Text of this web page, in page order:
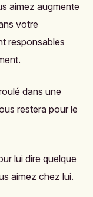
aimez augmente
votre
responsables
dans une
restera pour le
lui dire quelque
aimez chez lui.